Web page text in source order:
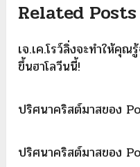
Related Posts
เจ.เค.โรว์ลิ่งจะทำให้คุ
ขึ้นฮาโลวีนนี้!
ปริศนาคริสต์มาสของ
ปริศนาคริสต์มาสของ